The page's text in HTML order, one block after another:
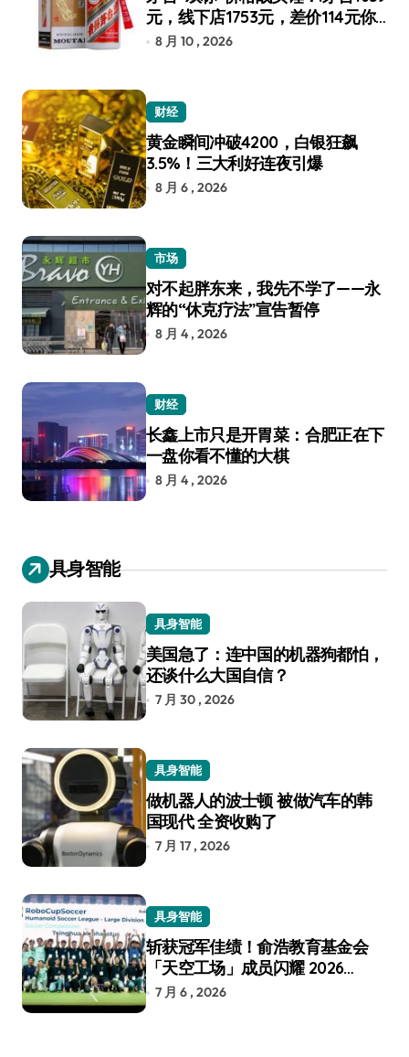
元，线下店1753元，差价114元你
选谁？
8 月 10 , 2026
财经
黄金瞬间冲破4200，白银狂飙
3.5%！三大利好连夜引爆
8 月 6 , 2026
市场
对不起胖东来，我先不学了——永
辉的“休克疗法”宣告暂停
8 月 4 , 2026
财经
长鑫上市只是开胃菜：合肥正在下
一盘你看不懂的大棋
8 月 4 , 2026
具身智能
具身智能
美国急了：连中国的机器狗都怕，
还谈什么大国自信？
7 月 30 , 2026
具身智能
做机器人的波士顿 被做汽车的韩
国现代 全资收购了
7 月 17 , 2026
具身智能
斩获冠军佳绩！俞浩教育基金会
「天空工场」成员闪耀 2026
RoboCup 机器人世界杯
7 月 6 , 2026